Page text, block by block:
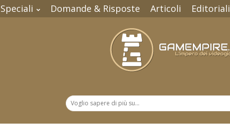
Speciali Domande & Risposte Articoli Editoriali